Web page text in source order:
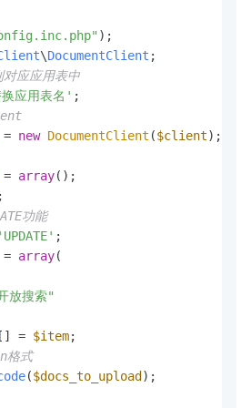
\DocumentClient
应应用表中
应用表名'
= new DocumentClient ($client
= array
功能
'UPDATE'
array(
放搜索"
[] = $item
格式
($docs_to_upload